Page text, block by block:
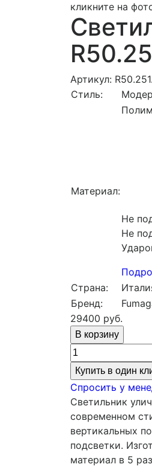
кликните на
Артикул:
Стиль:
Материал:
Не
Не
Страна:
Бренд:
29400 руб.
Купить в один
Спросить у
Светильник
современном
вертикальных
подсветки.
материал в 5